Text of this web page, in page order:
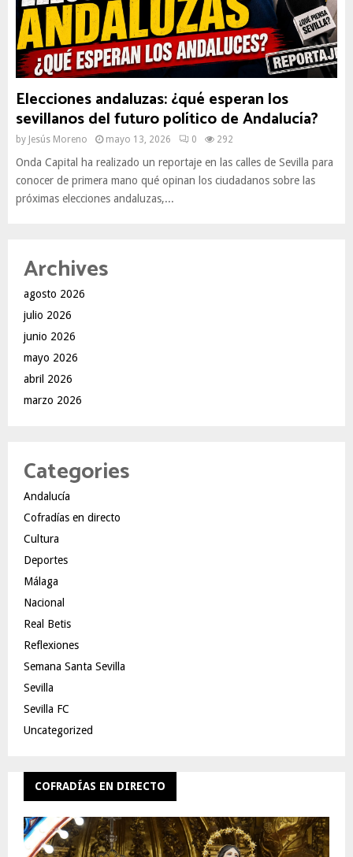
Elecciones andaluzas: ¿qué esperan los
sevillanos del futuro político de Andalucía?
by Jesús Moreno mayo 13, 2026 0 292
Onda Capital ha realizado un reportaje en las calles de Sevilla para
conocer de primera mano qué opinan los ciudadanos sobre las
próximas elecciones andaluzas,...
Archives
agosto 2026
julio 2026
junio 2026
mayo 2026
abril 2026
marzo 2026
Categories
Andalucía
Cofradías en directo
Cultura
Deportes
Málaga
Nacional
Real Betis
Reflexiones
Semana Santa Sevilla
Sevilla
Sevilla FC
Uncategorized
COFRADÍAS EN DIRECTO